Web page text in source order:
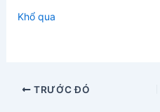
Khổ qua
TRƯỚC ĐÓ